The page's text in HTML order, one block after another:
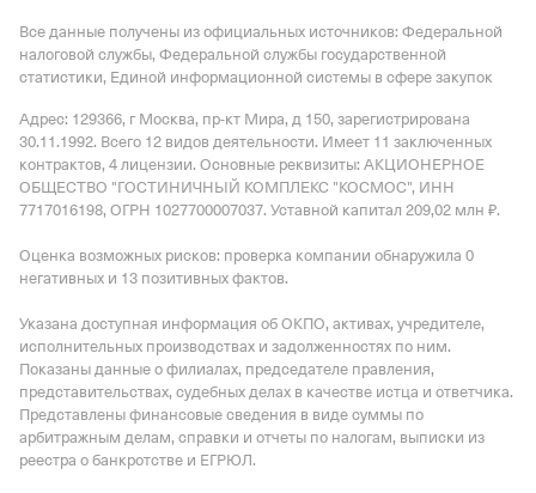
Все данные получены из официальных источников: Федеральной
налоговой службы, Федеральной службы государственной
статистики, Единой информационной системы в сфере закупок
Адрес: 129366, г Москва, пр-кт Мира, д 150, зарегистрирована
30.11.1992. Всего 12 видов деятельности. Имеет 11 заключенных
контрактов, 4 лицензии. Основные реквизиты: АКЦИОНЕРНОЕ
ОБЩЕСТВО "ГОСТИНИЧНЫЙ КОМПЛЕКС "КОСМОС", ИНН
7717016198, ОГРН 1027700007037. Уставной капитал 209,02 млн ₽.
Оценка возможных рисков: проверка компании обнаружила 0
негативных и 13 позитивных фактов.
Указана доступная информация об ОКПО, активах, учредителе,
исполнительных производствах и задолженностях по ним.
Показаны данные о филиалах, председателе правления,
представительствах, судебных делах в качестве истца и ответчика.
Представлены финансовые сведения в виде суммы по
арбитражным делам, справки и отчеты по налогам, выписки из
реестра о банкротстве и ЕГРЮЛ.